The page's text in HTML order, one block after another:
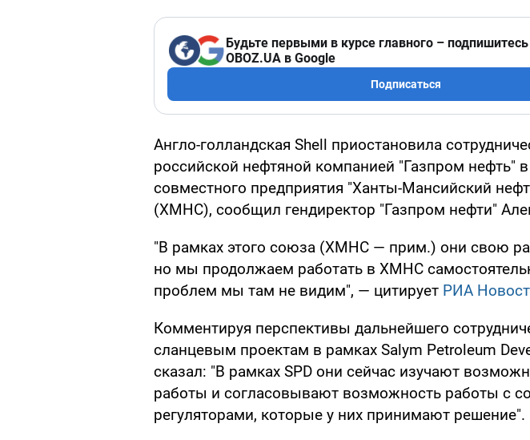
Будьте первыми в курсе главного –
OBOZ.UA в Google
Подписаться
Англо-голландская Shell приостановила
российской нефтяной компанией "Газпром нефть"
совместного предприятия "Ханты-Мансийский
(ХМНС), сообщил гендиректор "Газпром нефти"
"В рамках этого союза (ХМНС — прим.) они свою
но мы продолжаем работать в ХМНС
проблем мы там не видим", — цитирует РИА
Комментируя перспективы дальнейшего
сланцевым проектам в рамках Salym Petroleum
сказал: "В рамках SPD они сейчас изучают
работы и согласовывают возможность работы с
регуляторами, которые у них принимают решение".